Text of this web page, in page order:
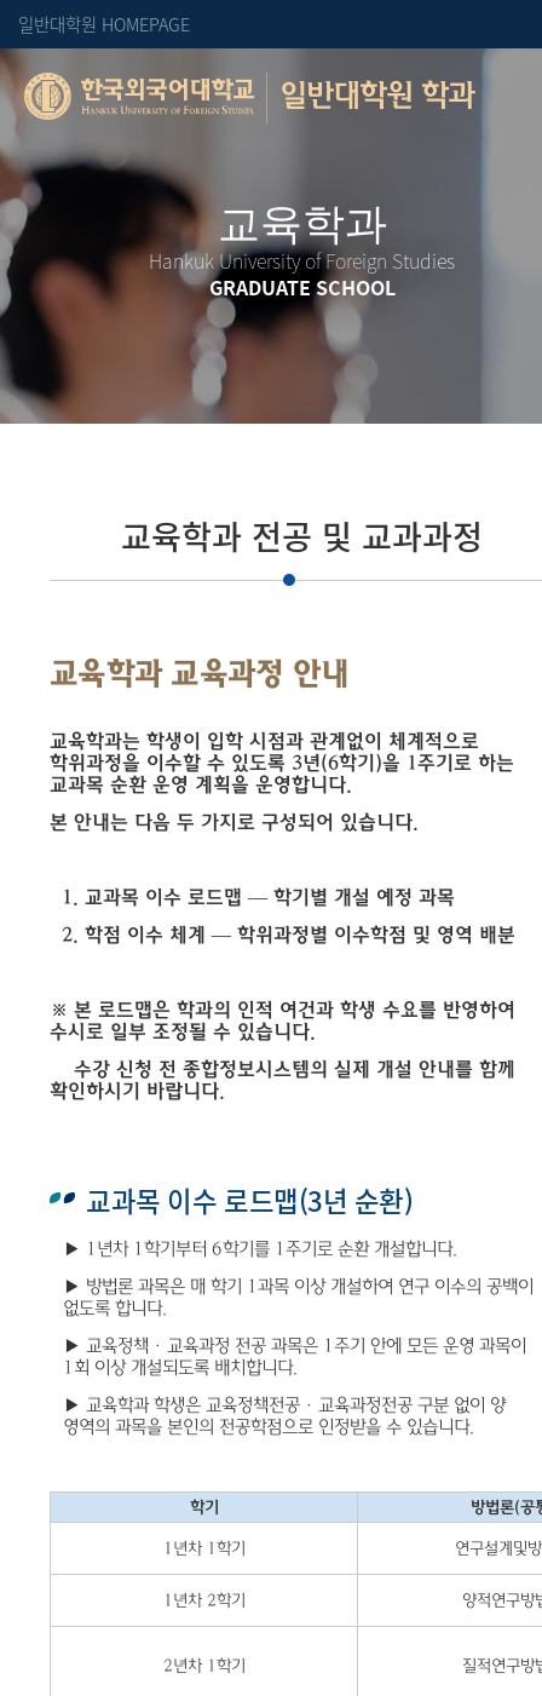
일반대학원 HOMEPAGE
일반대학원 학과
Hankuk University of Foreign Studies
GRADUATE SCHOOL
교육학과 전공 및 교과과정
교육학과 교육과정 안내
교육학과는 학생이 입학 시점과 관계없이 체계적으로
학위과정을 이수할 수 있도록 3년(6학기 )을 1주기로 하는
교과목 순환 운영 계획을 운영합니다.
본 안내는 다음 두 가지로 구성되어 있습니다.
1.교과목 이수 로드맵 —학기별 개설 예정 과목
2.학점 이수 체계 —학위과정별 이수학점 및 영역 배분
※ 본 로드맵은 학과의 인적 여건과 학생 수요를 반영하여
수시로 일부 조정될 수 있습니다.
수강 신청 전 종합정보시스템의 실제 개설 안내를 함께
확인하시기 바랍니다.
교과목 이수 로드맵(3년 순환)
▶ 1 년차1학기부터 6학기를 1주기로 순환 개설합니다.
▶ 방법론 과목은 매 학기 1과목 이상 개설하여 연구 이수의 공백이
없도록 합니다.
▶ 교육정책 · 교육과정 전공 과목은 1주기 안에 모든 운영 과목이
1 회 이상 개설되도록 배치합니다.
▶ 교육학과 학생은 교육정책전공 · 교육과정전공 구분 없이 양
영역의 과목을 본인의 전공학점으로 인정받을 수 있습니다.
학기 방법론(공
1년차 1학기 연구설계및
1년차 2학기 양적연구방
2년차 1학기 질적연구방